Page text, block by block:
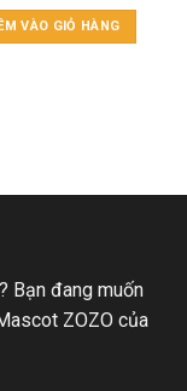
VÀO GIỎ HÀNG
Bạn đang muốn
ZOZO của